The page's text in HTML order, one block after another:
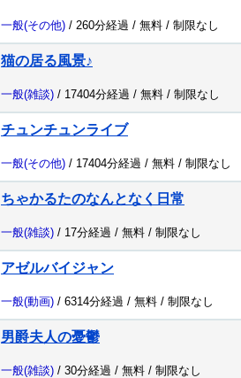
一般(その他) / 260分経過 / 無料 / 制限なし
猫の居る風景♪
一般(雑談) / 17404分経過 / 無料 / 制限なし
チュンチュンライブ
一般(その他) / 17404分経過 / 無料 / 制限なし
ちゃかるたのなんとなく日常
一般(雑談) / 17分経過 / 無料 / 制限なし
アゼルバイジャン
一般(動画) / 6314分経過 / 無料 / 制限なし
男爵夫人の憂鬱
一般(雑談) / 30分経過 / 無料 / 制限なし